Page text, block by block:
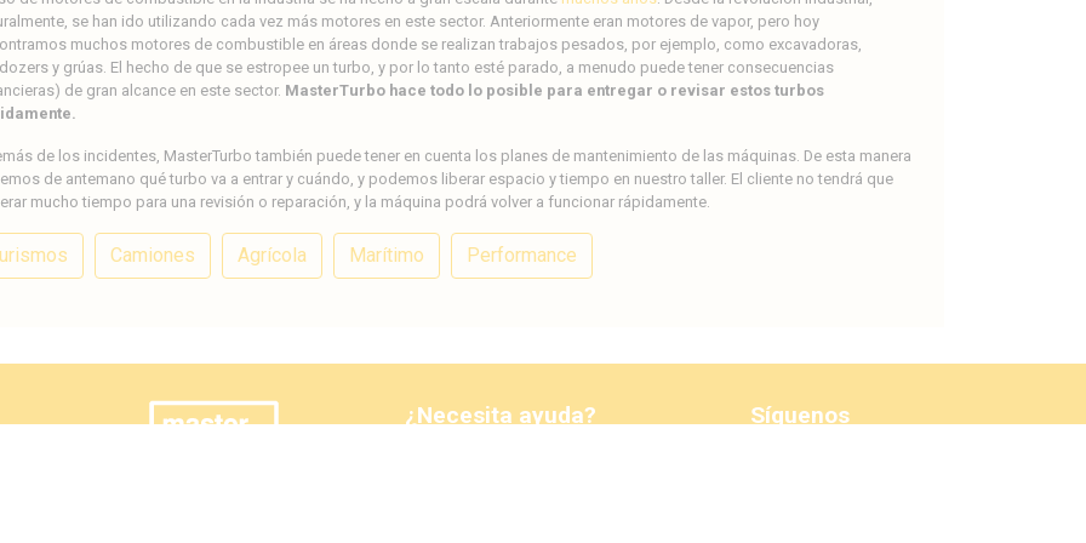
se han ido utilizando cada vez más motores en este sector. Anteriormente eran motores de vapor, pero hoy
muchos motores de combustible en áreas donde se realizan trabajos pesados, por ejemplo, como excavadoras,
y grúas. El hecho de que se estropee un turbo, y por lo tanto esté parado, a menudo puede tener consecuencias
de gran alcance en este sector. MasterTurbo hace todo lo posible para entregar o revisar estos turbos
de los incidentes, MasterTurbo también puede tener en cuenta los planes de mantenimiento de las máquinas. De esta manera
de antemano qué turbo va a entrar y cuándo, y podemos liberar espacio y tiempo en nuestro taller. El cliente no tendrá que
mucho tiempo para una revisión o reparación, y la máquina podrá volver a funcionar rápidamente.
Camiones Agrícola Marítimo Performance
¿Necesita ayuda? Síguenos